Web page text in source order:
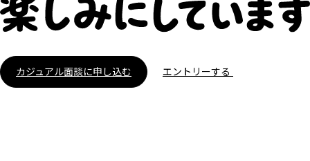
カジュアル面談に申し込む エントリーする